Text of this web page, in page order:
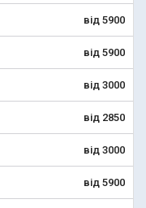
від 5900
від 5900
від 3000
від 2850
від 3000
від 5900